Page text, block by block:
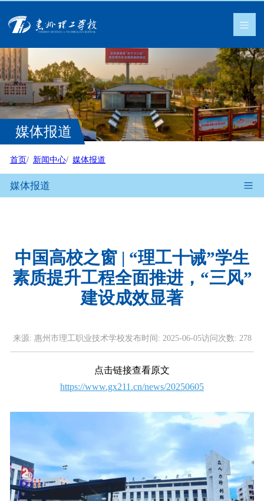
媒体报道
首页 新闻中心 媒体报道
媒体报道
中国高校之窗 | “理工十诫”学生
素质提升工程全面推进，“三风”
建设成效显著
来源: 惠州市理工职业技术学校发布时间: 2025-06-05访问次数: 278
点击链接查看原文
https://www.gx211.cn/news/20250605